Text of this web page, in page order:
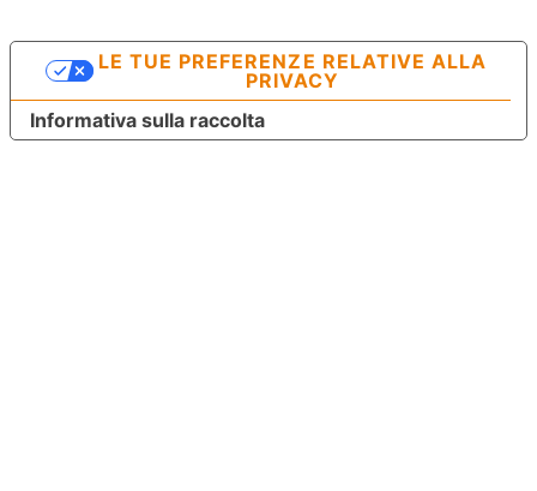
Informativa sulla raccolta
LE TUE PREFERENZE RELATIVE ALLA
PRIVACY